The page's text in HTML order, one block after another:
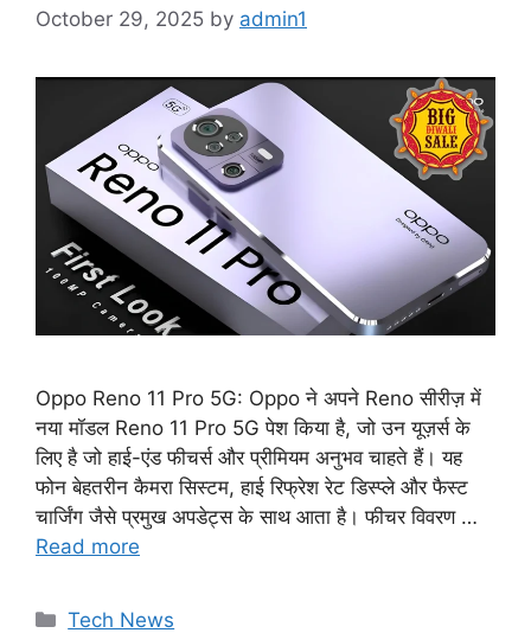
October 29, 2025 by admin1
Oppo Reno 11 Pro 5G: Oppo ने अपने Reno सीरीज़ में
नया मॉडल Reno 11 Pro 5G पेश किया है, जो उन यूज़र्स के
लिए है जो हाई-एंड फीचर्स और प्रीमियम अनुभव चाहते हैं। यह
फोन बेहतरीन कैमरा सिस्टम, हाई रिफ्रेश रेट डिस्प्ले और फैस्ट
चार्जिंग जैसे प्रमुख अपडेट्स के साथ आता है। फीचर विवरण …
Read more
Categories
Tech News